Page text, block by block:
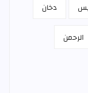
دخان
الرحمن